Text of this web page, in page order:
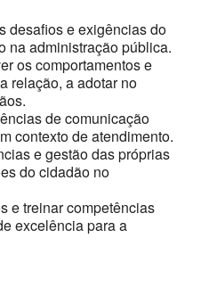
desafios e exigências do
na administração pública.
os comportamentos e
relação, a adotar no
de comunicação
contexto de atendimento.
e gestão das próprias
do cidadão no
e treinar competências
excelência para a